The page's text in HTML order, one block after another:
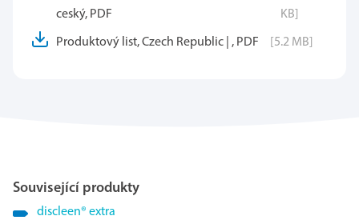
ceský, PDF KB]
Produktový list, Czech Republic | , PDF [5.2 MB]
Související produkty
discleen® extra